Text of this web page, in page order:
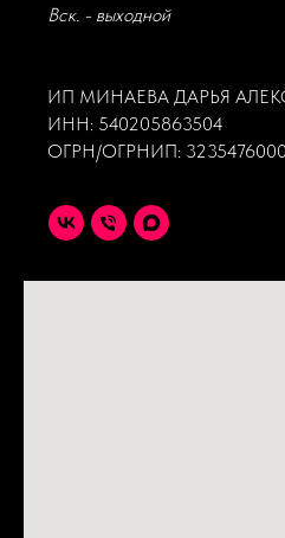
Вск. - выходной
ИП МИНАЕВА ДАРЬЯ
ИНН: 540205863504
ОГРН/ОГРНИП: